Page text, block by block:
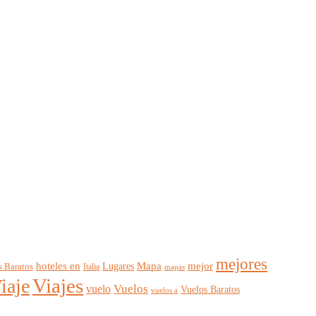
Baratos hoteles en Italia Lugares Mapa mapas mejor mejores
Viajes vuelo Vuelos vuelos a Vuelos Baratos